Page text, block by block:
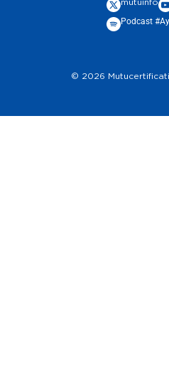
mutuinfo
Podcast
© 2026